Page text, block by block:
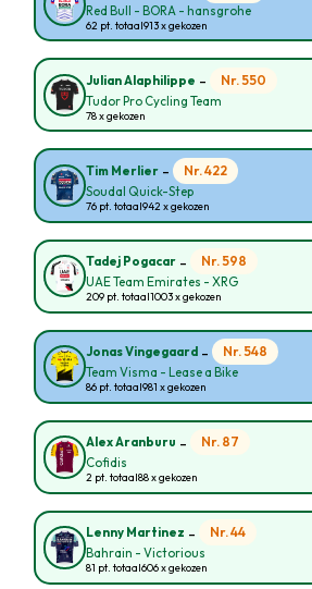
Red Bull - BORA - hansgrohe
62 pt. totaal913 x gekozen
Julian Alaphilippe - Nr. 550
Tudor Pro Cycling Team
78 x gekozen
Tim Merlier - Nr. 422
Soudal Quick-Step
76 pt. totaal942 x gekozen
Tadej Pogacar - Nr. 598
UAE Team Emirates - XRG
209 pt. totaal1003 x gekozen
Jonas Vingegaard - Nr. 548
Team Visma - Lease a Bike
86 pt. totaal981 x gekozen
Alex Aranburu - Nr. 87
Cofidis
2 pt. totaal88 x gekozen
Lenny Martinez - Nr. 44
Bahrain - Victorious
81 pt. totaal606 x gekozen